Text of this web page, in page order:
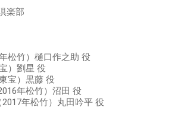
楽部
松竹）樋口作之助 役
）劉星 役
宝）黒藤 役
年松竹）沼田 役
年松竹）丸田吟平 役